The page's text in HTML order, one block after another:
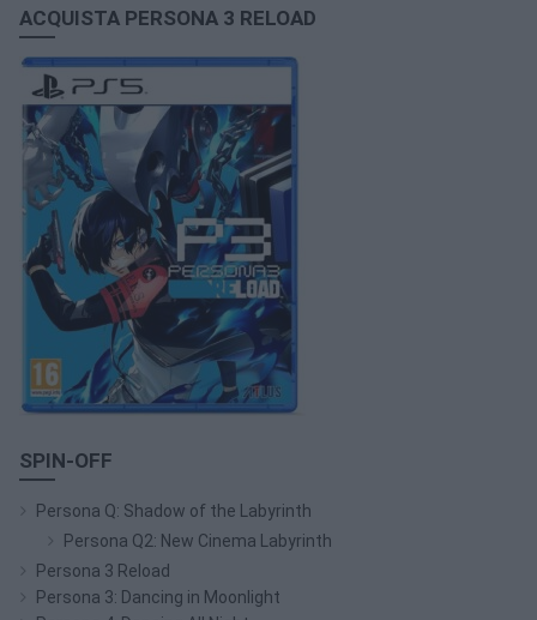
ACQUISTA PERSONA 3 RELOAD
SPIN-OFF
Persona Q: Shadow of the Labyrinth
Persona Q2: New Cinema Labyrinth
Persona 3 Reload
Persona 3: Dancing in Moonlight